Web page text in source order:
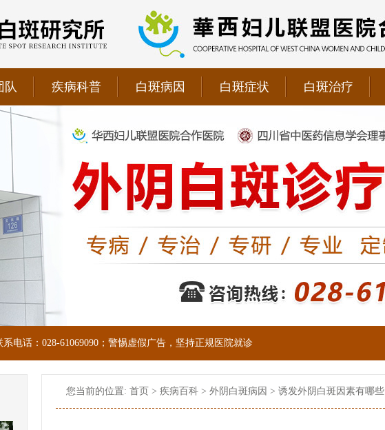
队 疾病科普 白斑病因 白斑症状 白斑治疗
都第三人民医院双向转诊单位，强强联手为更多患者提供专业诊疗！
电话：028-61069090；警惕虚假广告，坚持正规医院就诊
单位、华西妇儿联盟合作医院！
都第三人民医院双向转诊单位，强强联手为更多患者提供专业诊疗！
电话：028-61069090；警惕虚假广告，坚持正规医院就诊
您当前的位置: 首页 > 疾病百科 > 外阴白斑病因 > 诱发外阴白斑因素有哪些